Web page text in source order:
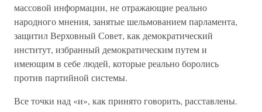
массовой информации, не отражающие реально
народного мнения, занятые шельмованием парламента,
защитил Верховный Совет, как демократический
институт, избранный демократическим путем и
имеющим в себе людей, которые реально боролись
против партийной системы.
Все точки над «и», как принято говорить, расставлены.